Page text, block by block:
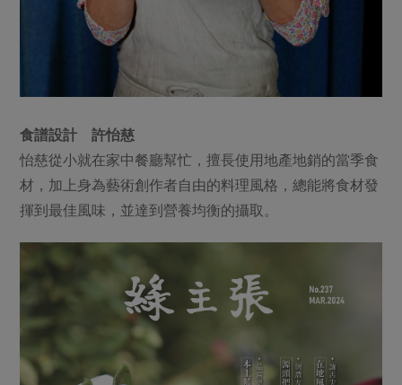
食譜設計 許怡慈
怡慈從小就在家中餐廳幫忙，擅長使用地產地銷的當季食
材，加上身為藝術創作者自由的料理風格，總能將食材發
揮到最佳風味，並達到營養均衡的攝取。